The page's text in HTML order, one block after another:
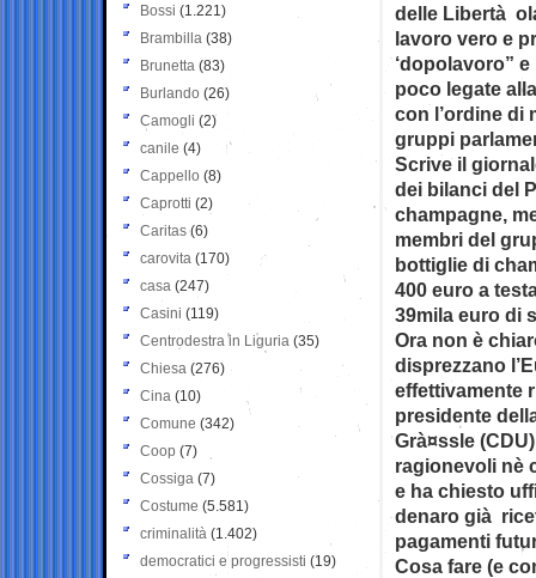
delle Libertà
lavoro vero e
‘dopolavoro”
poco legate
con l’ordine di
gruppi
Scrive il
dei bilanci del
champagne,
membri del
bottiglie di
400 euro a
39mila euro di
Ora non è
disprezzano
effettivamente
presidente
Grà¤ssle
ragionevoli nè
e ha chiesto
denaro già
pagamenti
Cosa fare (e
Bossi (1.221)
Brambilla (38)
Brunetta (83)
Burlando (26)
Camogli (2)
canile (4)
Cappello (8)
Caprotti (2)
Caritas (6)
carovita (170)
casa (247)
Casini (119)
Centrodestra in Liguria (35)
Chiesa (276)
Cina (10)
Comune (342)
Coop (7)
Cossiga (7)
Costume (5.581)
criminalità (1.402)
democratici e progressisti (19)